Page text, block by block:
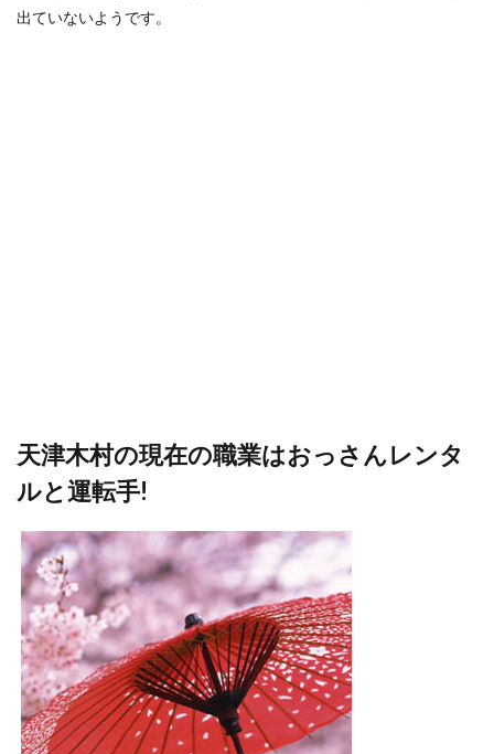
出ていないようです。
天津木村の現在の職業はおっさんレンタ
ルと運転手!